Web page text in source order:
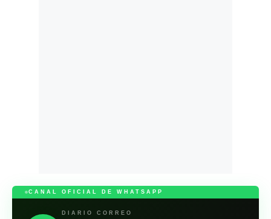
CANAL OFICIAL DE WHATSAPP
DIARIO CORREO